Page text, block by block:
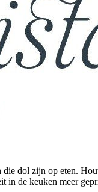
dol zijn op eten.
in de keuken meer